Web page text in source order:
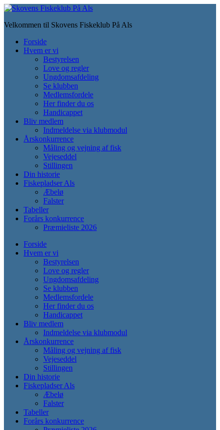
Skip
main
Velkommen til Skovens Fiskeklub På Als
Toggle
mobile
Forside
Hvem er vi
Bestyrelsen
Love og regler
Ungdomsafdeling
Se klubben
Medlemsfordele
Her finder du os
Handicappet
Bliv medlem
Indmeldelse via klubmodul
Årskonkurrence
Måling og vejning af fisk
Vejeseddel
Stillingen
Din historie
Fiskepladser Als
Æbelø
Falster
Tabeller
Forårs konkurrence
Præmieliste 2026
Forside
Hvem er vi
Bestyrelsen
Love og regler
Ungdomsafdeling
Se klubben
Medlemsfordele
Her finder du os
Handicappet
Bliv medlem
Indmeldelse via klubmodul
Årskonkurrence
Måling og vejning af fisk
Vejeseddel
Stillingen
Din historie
Fiskepladser Als
Æbelø
Falster
Tabeller
Forårs konkurrence